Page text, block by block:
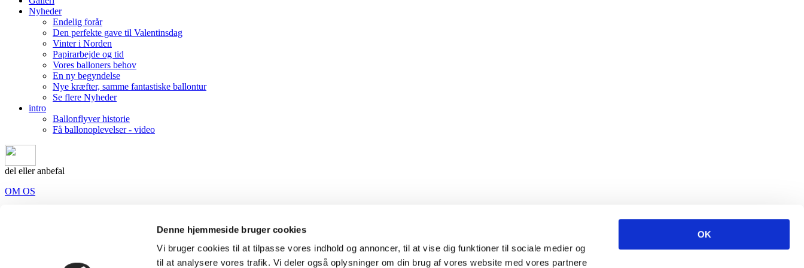
Denne hjemmeside bruger cookies
Vi bruger cookies til at tilpasse vores indhold og annoncer, til at vise dig funktioner til sociale medier og
til at analysere vores trafik. Vi deler også oplysninger om din brug af vores website med vores partnere
OK
Nyheder
Endelig forår
Den perfekte gave til Valentinsdag
Vinter i Norden
Papirarbejde og tid
Vores balloners behov
En ny begyndelse
Nye kræfter, samme fantastiske ballontur
Se flere Nyheder
intro
Ballonflyver historie
Få ballonoplevelser - video
del eller anbefal
OM OS
Ballonflyver historie